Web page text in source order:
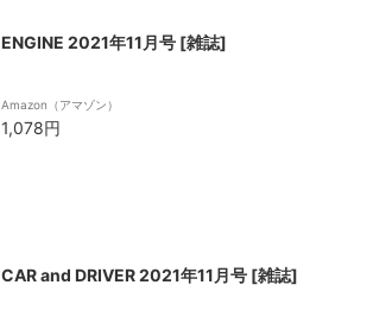
ENGINE 2021年11月号 [雑誌]
Amazon（アマゾン）
1,078円
CAR and DRIVER 2021年11月号 [雑誌]